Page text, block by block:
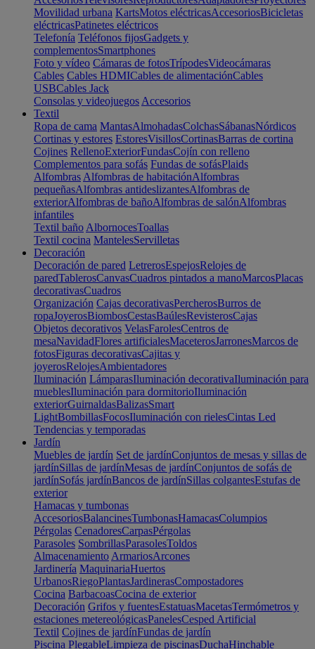
Movilidad urbana KartsMotos eléctricasAccesoriosBicicletas
eléctricasPatinetes eléctricos
Telefonía Teléfonos fijosGadgets y
complementosSmartphones
Foto y vídeo Cámaras de fotosTrípodesVideocámaras
Cables Cables HDMICables de alimentaciónCables
USBCables Jack
Consolas y videojuegos Accesorios
Textil
Ropa de cama MantasAlmohadasColchasSábanasNórdicos
Cortinas y estores EstoresVisillosCortinasBarras de cortina
Cojines RellenoExteriorFundasCojín con relleno
Complementos para sofás Fundas de sofásPlaids
Alfombras Alfombras de habitaciónAlfombras
pequeñasAlfombras antideslizantesAlfombras de
exteriorAlfombras de bañoAlfombras de salónAlfombras
infantiles
Textil baño AlbornocesToallas
Textil cocina MantelesServilletas
Decoración
Decoración de pared LetrerosEspejosRelojes de
paredTablerosCanvasCuadros pintados a manoMarcosPlacas
decorativasCuadros
Organización Cajas decorativasPercherosBurros de
ropaJoyerosBiombosCestasBaúlesRevisterosCajas
Objetos decorativos VelasFarolesCentros de
mesaNavidadFlores artificialesMaceterosJarronesMarcos de
fotosFiguras decorativasCajitas y
joyerosRelojesAmbientadores
Iluminación LámparasIluminación decorativaIluminación para
mueblesIluminación para dormitorioIluminación
exteriorGuirnaldasBalizasSmart
LightBombillasFocosIluminación con rielesCintas Led
Tendencias y temporadas
Jardín
Muebles de jardín Set de jardínConjuntos de mesas y sillas de
jardínSillas de jardínMesas de jardínConjuntos de sofás de
jardínSofás jardínBancos de jardínSillas colgantesEstufas de
exterior
Hamacas y tumbonas
AccesoriosBalancinesTumbonasHamacasColumpios
Pérgolas CenadoresCarpasPérgolas
Parasoles SombrillasParasolesToldos
Almacenamiento ArmariosArcones
Jardinería MaquinariaHuertos
UrbanosRiegoPlantasJardinerasCompostadores
Cocina BarbacoasCocina de exterior
Decoración Grifos y fuentesEstatuasMacetasTermómetros y
estaciones metereológicasPanelesCesped Artificial
Textil Cojines de jardínFundas de jardín
Piscina PlegableLimpieza de piscinasDuchaHinchable